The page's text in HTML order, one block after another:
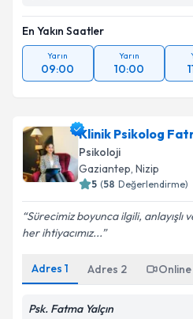
En Yakın Saatler
Yarın
09:00
Yarın
10:00
Klinik Psikolog
Psikoloji
Gaziantep, Nizip
5 (58 Değerlendirme)
Sürecimiz boyunca ilgili, anlayışlı
her ihtiyacımız...
Adres 1 Adres 2
Psk. Fatma Yalçın